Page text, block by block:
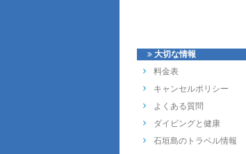
大切な情報
料金表
キャンセルポリシー
よくある質問
ダイビングと健康
石垣島のトラベル情報